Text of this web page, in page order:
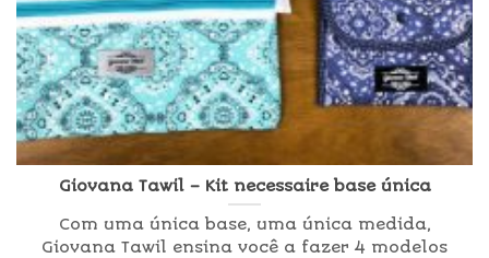
Giovana Tawil – Kit necessaire base única
Com uma única base, uma única medida,
Giovana Tawil ensina você a fazer 4 modelos